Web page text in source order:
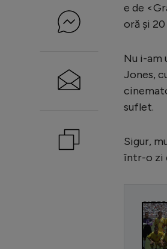
e de
oră și
Nu i-am
Jones,
suflet.
Sigur,
într-o zi